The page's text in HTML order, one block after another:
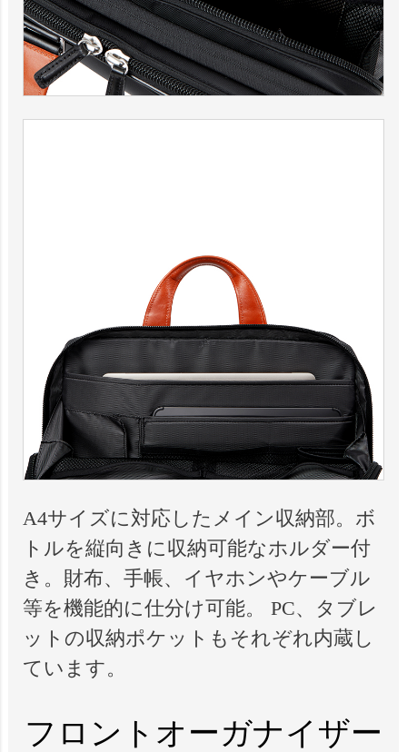
A4サイズに対応したメイン収納部。ボ
トルを縦向きに収納可能なホルダー付
き。財布、手帳、イヤホンやケーブル
等を機能的に仕分け可能。 PC、タブレ
ットの収納ポケットもそれぞれ内蔵し
ています。
フロントオーガナイザー